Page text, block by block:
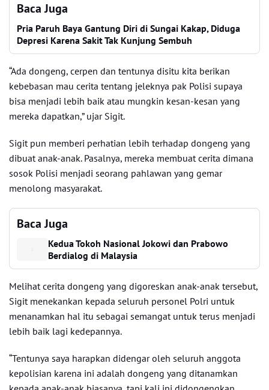
Baca Juga
Pria Paruh Baya Gantung Diri di Sungai Kakap, Diduga
Depresi Karena Sakit Tak Kunjung Sembuh
“Ada dongeng, cerpen dan tentunya disitu kita berikan
kebebasan mau cerita tentang jeleknya pak Polisi supaya
bisa menjadi lebih baik atau mungkin kesan-kesan yang
mereka dapatkan,” ujar Sigit.
Sigit pun memberi perhatian lebih terhadap dongeng yang
dibuat anak-anak. Pasalnya, mereka membuat cerita dimana
sosok Polisi menjadi seorang pahlawan yang gemar
menolong masyarakat.
Baca Juga
Kedua Tokoh Nasional Jokowi dan Prabowo
Berdialog di Malaysia
Melihat cerita dongeng yang digoreskan anak-anak tersebut,
Sigit menekankan kepada seluruh personel Polri untuk
menanamkan hal itu sebagai semangat untuk terus menjadi
lebih baik lagi kedepannya.
“Tentunya saya harapkan didengar oleh seluruh anggota
kepolisian karena ini adalah dongeng yang ditanamkan